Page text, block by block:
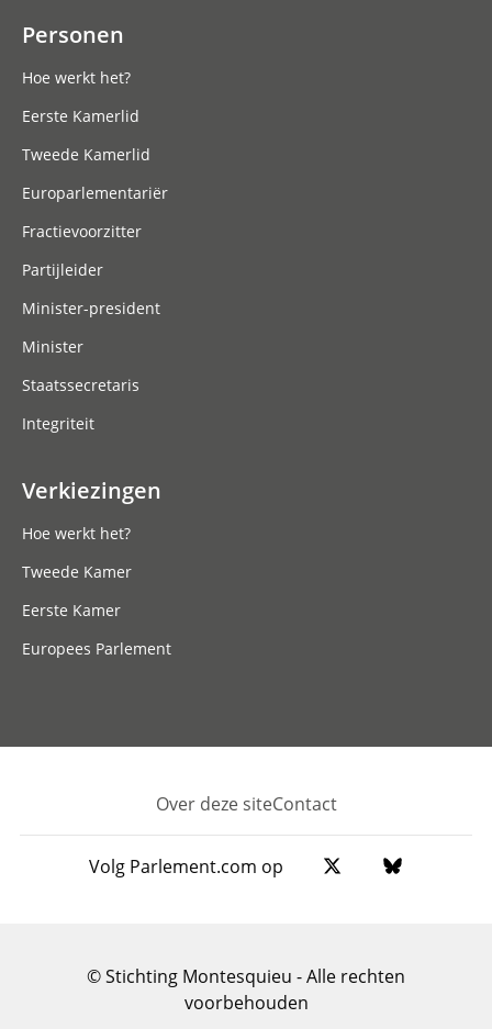
Personen
Hoe werkt het?
Eerste Kamerlid
Tweede Kamerlid
Europarlementariër
Fractievoorzitter
Partijleider
Minister-president
Minister
Staatssecretaris
Integriteit
Verkiezingen
Hoe werkt het?
Tweede Kamer
Eerste Kamer
Europees Parlement
Footer
Over deze siteContact
Volg Parlement.com op
© Stichting Montesquieu - Alle rechten
voorbehouden